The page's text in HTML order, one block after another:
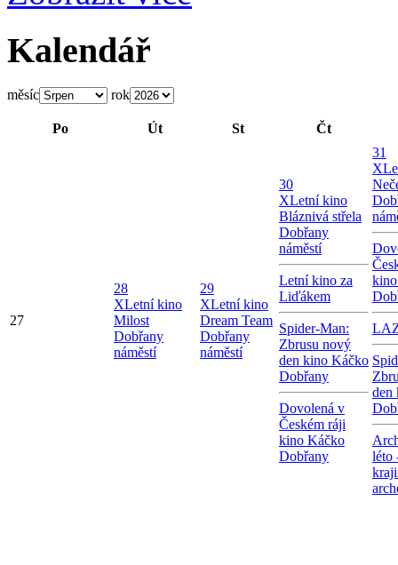
Kalendář
měsíc rok
Po Út St Čt
27
28
XLetní kino
Milost
Dobřany
náměstí
29
XLetní kino
Dream Team
Dobřany
náměstí
30
XLetní kino
Bláznivá střela
Dobřany
náměstí
Letní kino za
Liďákem
Spider-Man:
Zbrusu nový
den kino Káčko
Dobřany
Dovolená v
Českém ráji
kino Káčko
Dobřany
31
X
den
léto